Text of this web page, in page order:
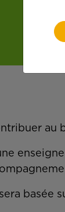
au
basée